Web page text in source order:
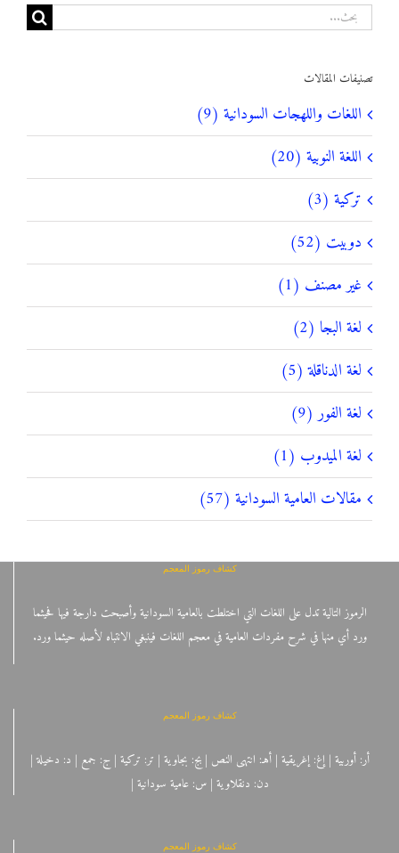
البحث
عن:
تصنيفات المقالات
اللغات واللهجات السودانية (9)
اللغة النوبية (20)
تركية (3)
دوبيت (52)
غير مصنف (1)
لغة البجا (2)
لغة الدناقلة (5)
لغة الفور (9)
لغة الميدوب (1)
مقالات العامية السودانية (57)
كشاف رموز المعجم
الرموز التالية تدل على اللغات التي اختلطت بالعامية السودانية وأصبحت دارجة فيها فحيثما
ورد أي منها في شرح مفردات العامية في معجم اللغات فينبغي الانتباه لأصله حيثما ورد.
كشاف رموز المعجم
أر: أوربية | إغ: إغريقية | أهـ: انتهى النص | بج: بجاوية | تر: تركية | ج: جمع | د: دخيلة |
دن: دنقلاوية | س: عامية سودانية |
كشاف رموز المعجم